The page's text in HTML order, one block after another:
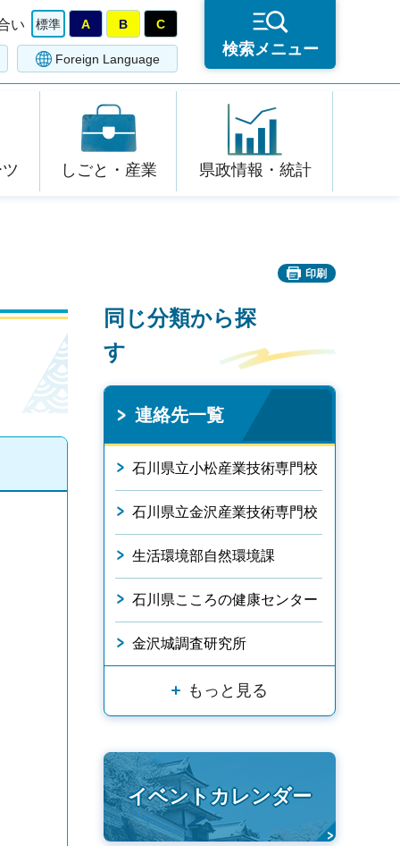
い 標準 A B C
Foreign Language
検索メニュー
しごと・産業 県政情報・統計
印刷
同じ分類から探
す
連絡先一覧
石川県立小松産業技術専門校
石川県立金沢産業技術専門校
生活環境部自然環境課
石川県こころの健康センター
金沢城調査研究所
もっと見る
イベントカレンダー